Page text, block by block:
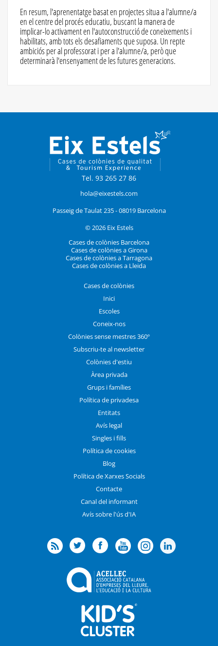
En resum, l'aprenentatge basat en projectes situa a l'alumne/a
en el centre del procés educatiu, buscant la manera de
implicar-lo activament en l'autoconstrucció de coneixements i
habilitats, amb tots els desafiaments que suposa. Un repte
ambiciós per al professorat i per a l'alumne/a, però que
determinarà l'ensenyament de les futures generacions.
Tel. 93 265 27 86
hola@eixestels.com
Passeig de Taulat 235 - 08019 Barcelona
© 2026 Eix Estels
Cases de colònies Barcelona
Cases de colònies a Girona
Cases de colònies a Tarragona
Cases de colònies a Lleida
Cases de colònies
Inici
Escoles
Coneix-nos
Colònies sense mestres 360º
Subscriu-te al newsletter
Colònies d'estiu
Àrea privada
Grups i famílies
Política de privadesa
Entitats
Avís legal
Singles i fills
Política de cookies
Blog
Política de Xarxes Socials
Contacte
Canal del informant
Avís sobre l'ús d'IA